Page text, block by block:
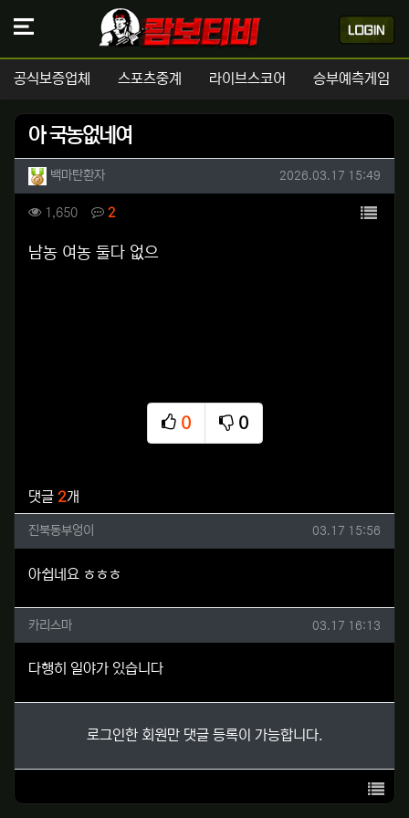
공식보증업체 스포츠중계 라이브스코어 승부예측게임
아 국농없네여
작성자 정보
백마탄환자작성 작성일
2026.03.17 15:49
컨텐츠 정보
1,650조회 2댓글 목록
본문
남농 여농 둘다 없으
0
추천
0
비추천
댓글 2개
진북동부엉이님의 댓글
진북동부엉이 작성일
03.17 15:56
아쉽네요 ㅎㅎㅎ
카리스마님의 댓글
카리스마 작성일
03.17 16:13
다행히 일야가 있습니다
로그인한 회원만 댓글 등록이 가능합니다.
목록